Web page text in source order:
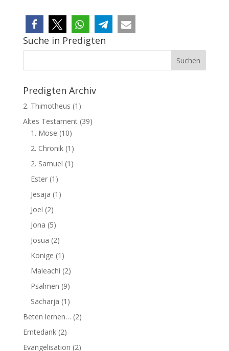
Suche in Predigten
Predigten Archiv
2. Thimotheus (1)
Altes Testament(39)
1. Mose (10)
2. Chronik(1)
2. Samuel (1)
Ester(1)
Jesaja (1)
Joel (2)
Jona (5)
Josua (2)
Könige (1)
Maleachi (2)
Psalmen (9)
Sacharja (1)
Beten lernen… (2)
Erntedank(2)
Evangelisation (2)